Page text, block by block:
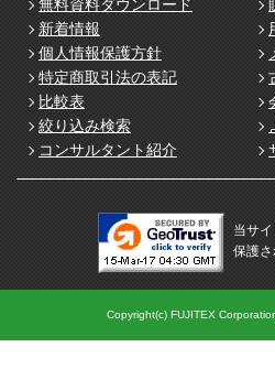
無料資料ダウンロード
新着情報
個人情報保護方針
特定商取引法の表記
比較表
絞り込み検索
コンサルタント紹介
当サ
保護さ
Copyright(c) FUJITEX